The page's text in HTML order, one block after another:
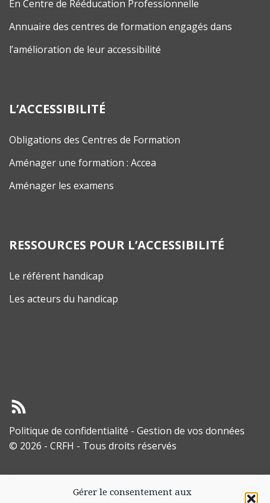
Gérer le consentement aux
En Centre de Rééducation Professionnelle
Annuaire des centres de formation engagés dans
l’amélioration de leur accessibilité
L’ACCESSIBILITÉ
Obligations des Centres de Formation
Aménager une formation : Accea
Aménager les examens
RESSOURCES POUR L’ACCESSIBILITÉ
Le référent handicap
Les acteurs du handicap
Politique de confidentialité - Gestion de vos données
© 2026 - CRFH - Tous droits réservés